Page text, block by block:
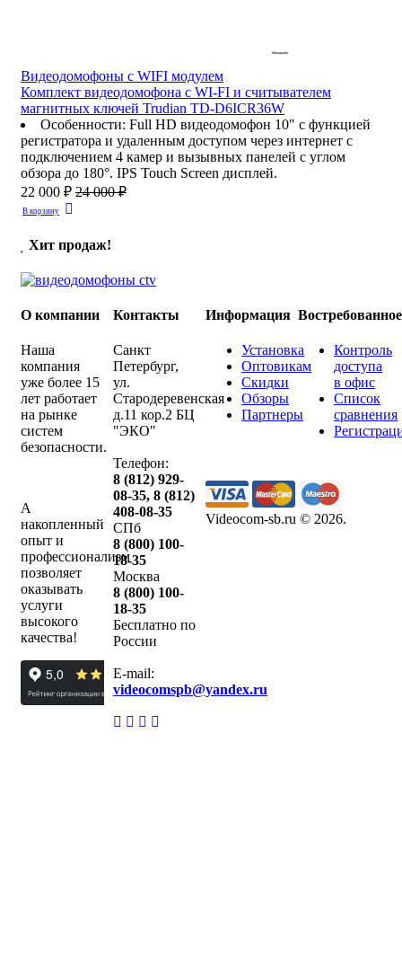
Видеодомофоны c WIFI модулем
Комплект видеодомофона с WI-FI и считывателем
магнитных ключей Trudian TD-D6ICR36W
Особенности: Full HD видеодомофон 10" с функцией
регистратора и удаленным доступом через интернет с
подключением 4 камер и вызывных панелей с углом
обзора до 180°. IPS Touch Screen дисплей.
22 000 ₽ 24 000 ₽
В корзину
Хит продаж!
О компании
Наша
компания
уже более 15
лет работает
на рынке
систем
безопасности.
А
накопленный
опыт и
профессионализм
позволяет
оказывать
услуги
высокого
качества!
Контакты
Санкт
Петербург,
ул.
Стародеревенская
д.11 кор.2 БЦ
"ЭКО"
Телефон:
8 (812) 929-
08-35,8 (812)
408-08-35
СПб
8 (800) 100-
18-35
Москва
8 (800) 100-
18-35
Бесплатно по
России
E-mail:
videocomspb@yandex.ru
Информация
Установка
Оптовикам
Скидки
Обзоры
Партнеры
Востребованное
Контроль
доступа
в офис
Список
сравнения
Videocom-sb.ru © 2026.